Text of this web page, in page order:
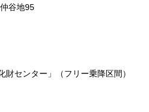
谷地95
センター」（フリー乗降区間）